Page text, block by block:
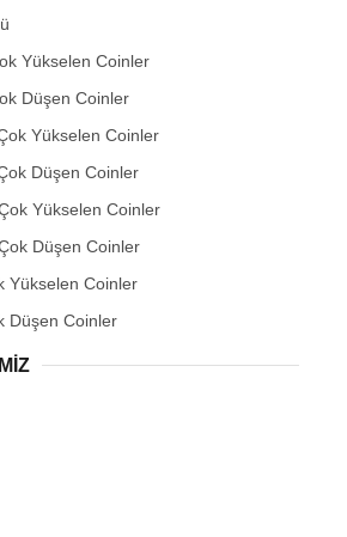
Yükselen Coinler
Düşen Coinler
Yükselen Coinler
Düşen Coinler
Yükselen Coinler
Düşen Coinler
Yükselen Coinler
Düşen Coinler